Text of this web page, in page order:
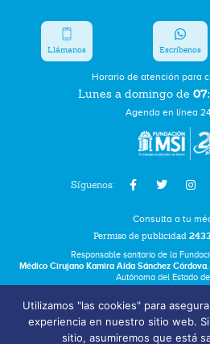
Síguenos:
Horario de atención para
Lunes a domingo de
Agenda en línea
Llámanos Escríbenos
Consulta a tu
Permiso de publicidad
Responsable sanitario de la
Médico Cirujano Kamira Aída Sánchez
Autónoma del Estado
Términos y
Bolsa de
Utilizamos "las cookies" para
experiencia en nuestro sitio web.
sitio, asumiremos que está